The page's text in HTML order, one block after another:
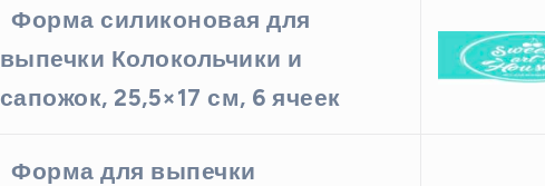
Форма силиконовая для
выпечки Колокольчики и
сапожок, 25,5×17 см, 6 ячеек
Форма для выпечки